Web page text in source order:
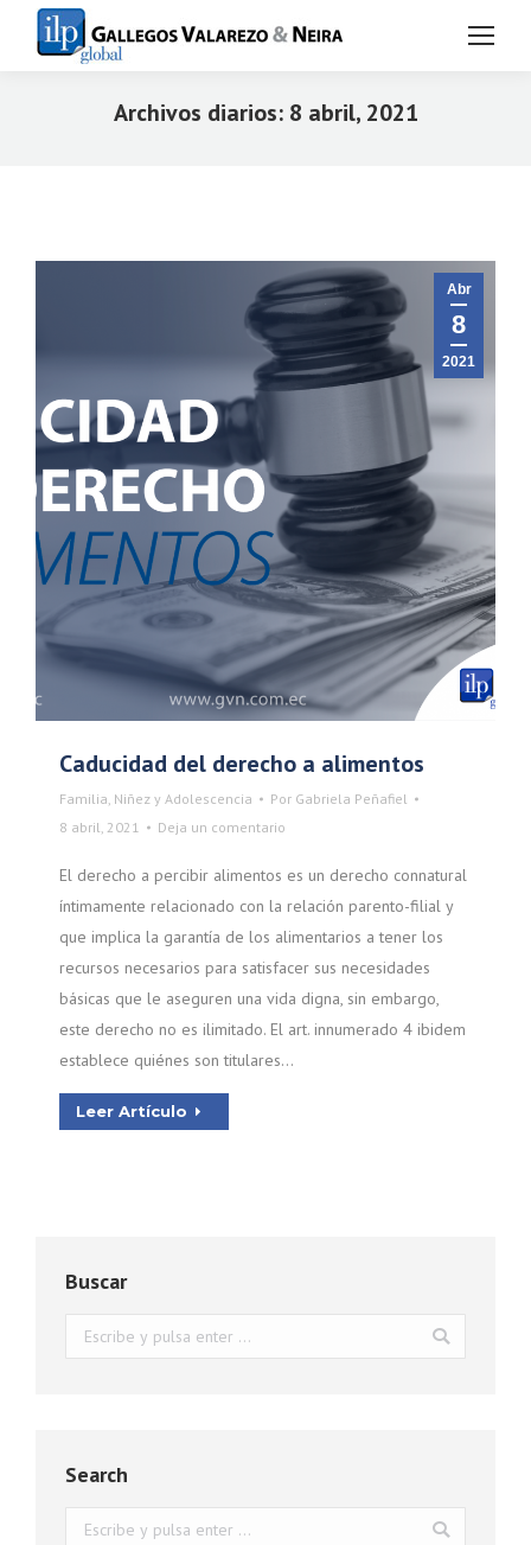
Archivos diarios: 8 abril, 2021
Abr
8
2021
Caducidad del derecho a alimentos
Familia, Niñez y Adolescencia Por Gabriela Peñafiel
8 abril, 2021
Deja un comentario
El derecho a percibir alimentos es un derecho connatural
íntimamente relacionado con la relación parento-filial y
que implica la garantía de los alimentarios a tener los
recursos necesarios para satisfacer sus necesidades
básicas que le aseguren una vida digna, sin embargo,
este derecho no es ilimitado. El art. innumerado 4 ibidem
establece quiénes son titulares…
Leer Artículo
Buscar
Buscar:
Search
Buscar: